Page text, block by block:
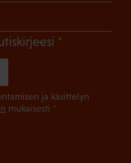
(Pakollinen)
ja käsittelyn
mukaisesti *